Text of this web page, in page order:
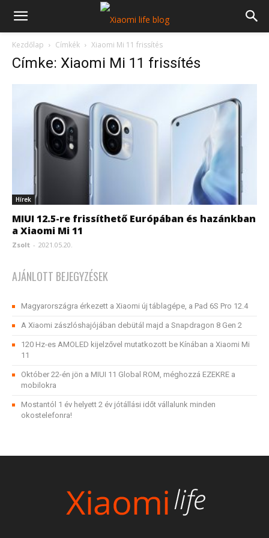
Kezdőlap Címkék Xiaomi Mi 11 frissítés
Címke: Xiaomi Mi 11 frissítés
Hírek
MIUI 12.5-re frissíthető Európában és hazánkban
a Xiaomi Mi 11
Zsolt - 2021.05.20.
AJÁNLOTT BEJEGYZÉSEK
Magyarországra érkezett a Xiaomi új táblagépe, a Pad 6S Pro 12.4
A Xiaomi zászlóshajójában debütál majd a Snapdragon 8 Gen 2
120 Hz-es AMOLED kijelzővel mutatkozott be Kínában a Xiaomi Mi
11
Október 22-én jön a MIUI 11 Global ROM, méghozzá EZEKRE a
mobilokra
Mostantól 1 év helyett 2 év jótállási időt vállalunk minden
okostelefonra!